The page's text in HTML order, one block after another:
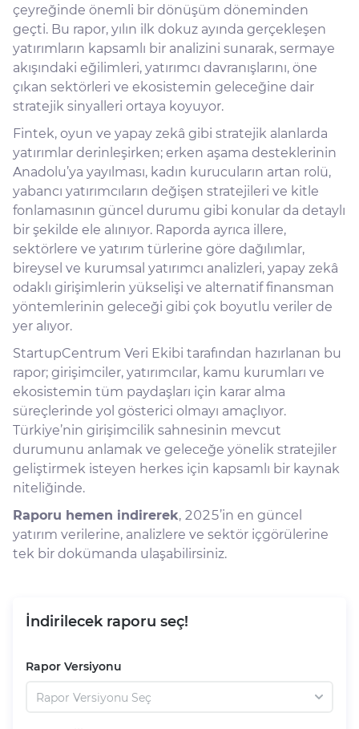
çeyreğinde önemli bir dönüşüm döneminden
geçti. Bu rapor, yılın ilk dokuz ayında gerçekleşen
yatırımların kapsamlı bir analizini sunarak, sermaye
akışındaki eğilimleri, yatırımcı davranışlarını, öne
çıkan sektörleri ve ekosistemin geleceğine dair
stratejik sinyalleri ortaya koyuyor.
Fintek, oyun ve yapay zekâ gibi stratejik alanlarda
yatırımlar derinleşirken; erken aşama desteklerinin
Anadolu’ya yayılması, kadın kurucuların artan rolü,
yabancı yatırımcıların değişen stratejileri ve kitle
fonlamasının güncel durumu gibi konular da detaylı
bir şekilde ele alınıyor. Raporda ayrıca illere,
sektörlere ve yatırım türlerine göre dağılımlar,
bireysel ve kurumsal yatırımcı analizleri, yapay zekâ
odaklı girişimlerin yükselişi ve alternatif finansman
yöntemlerinin geleceği gibi çok boyutlu veriler de
yer alıyor.
StartupCentrum Veri Ekibi tarafından hazırlanan bu
rapor; girişimciler, yatırımcılar, kamu kurumları ve
ekosistemin tüm paydaşları için karar alma
süreçlerinde yol gösterici olmayı amaçlıyor.
Türkiye’nin girişimcilik sahnesinin mevcut
durumunu anlamak ve geleceğe yönelik stratejiler
geliştirmek isteyen herkes için kapsamlı bir kaynak
niteliğinde.
Raporu hemen indirerek, 2025’in en güncel
yatırım verilerine, analizlere ve sektör içgörülerine
tek bir dokümanda ulaşabilirsiniz.
İndirilecek raporu seç!
Rapor Versiyonu
Rapor Versiyonu Seç